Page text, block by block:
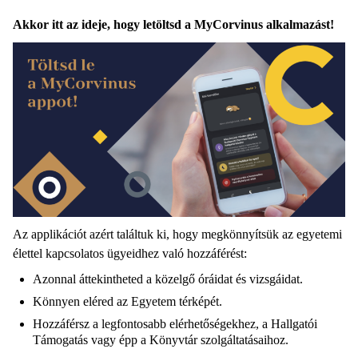
Akkor itt az ideje, hogy letöltsd a MyCorvinus alkalmazást!
Az applikációt azért találtuk ki, hogy megkönnyítsük az egyetemi
élettel kapcsolatos ügyeidhez való hozzáférést:
Azonnal áttekintheted a közelgő óráidat és vizsgáidat.
Könnyen eléred az Egyetem térképét.
Hozzáférsz a legfontosabb elérhetőségekhez, a Hallgatói
Támogatás vagy épp a Könyvtár szolgáltatásaihoz.